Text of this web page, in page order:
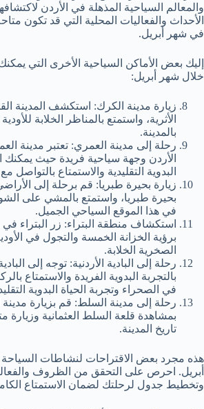
والمعالم السياحية المذهلة في الأردن
الأحداث والفعاليات المحلية التي قد تكون
في شهر أبريل.
إليك بعض الأماكن السياحية الأخرى التي
خلال شهر أبريل:
زيارة مدينة الكرك: استكشف المدينة
الأثرية، واستمتع بالمناظر الخلابة
بالمدينة.
رحلة إلى مدينة العمري: تعتبر مدينة
الأردن وجهة سياحية فريدة حيث
البدوية التقليدية والاستمتاع بالتواصل
زيارة بحيرة طبريا: قم برحلة إلى
بحيرة طبريا، واستمتع بالمشي على
في هذا الموقع السياحي الجميل.
استكشاف منطقة البتراء: زر البتراء
برؤية الخزانة الخمسة والتجول في
الصخرية الخلابة.
رحلة إلى البادية الأردنية: توجه إلى
بالتجربة البدوية الفريدة والاستمتاع
في الصحراء وتجربة الحياة البدوية
رحلة إلى مدينة السلط: قم بزيارة
بمشاهدة قلعة السلط العثمانية
تاريخ المدينة.
هذه مجرد بعض الاقتراحات لنشاطات
أبريل. احرص على التحقق من الظروف
وتخطيط جدول لرحلتك لضمان الاستمتاع